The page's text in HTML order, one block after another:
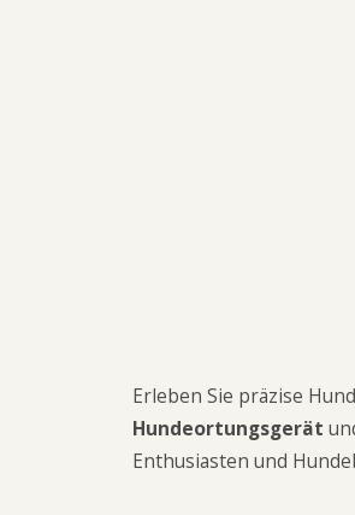
Erleben Sie präzise
Hundeortungsgerät
Enthusiasten und